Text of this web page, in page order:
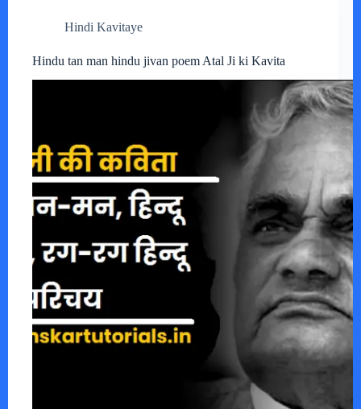
Hindi Kavitaye
Hindu tan man hindu jivan poem Atal Ji ki Kavita